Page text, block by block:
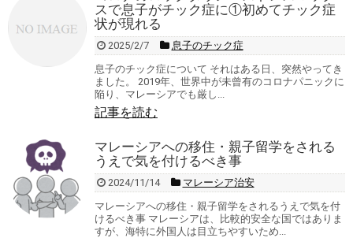
スで息子がチック症に①初めてチック症
状が現れる
2025/2/7
息子のチック症
息子のチック症について それはある日、突然やってき
ました。 2019年、世界中が未曾有のコロナパニックに
陥り、マレーシアでも厳し...
記事を読む
マレーシアへの移住・親子留学をされる
うえで気を付けるべき事
2024/11/14
マレーシア治安
マレーシアへの移住・親子留学をされるうえで気を付
けるべき事 マレーシアは、比較的安全な国ではありま
すが、海特に外国人は目立ちやすいため...